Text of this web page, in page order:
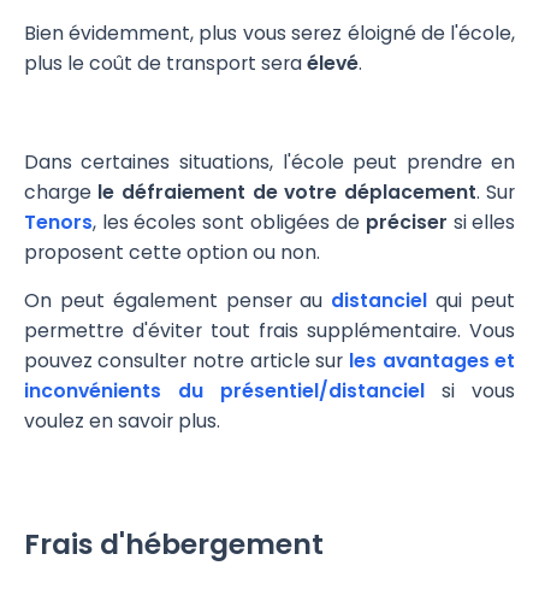
Bien évidemment, plus vous serez éloigné de l'école,
plus le coût de transport seraélevé.
Dans certaines situations, l'école peut prendre en
charge le défraiement de votre déplacement. Sur
Tenors, les écoles sont obligées de préciser si elles
proposent cette option ou non.
On peut également penser au distancielqui peut
permettre d'éviter tout frais supplémentaire. Vous
pouvez consulter notre article sur les avantages et
inconvénients du présentiel/distanciel si vous
voulez en savoir plus.
Frais d'hébergement